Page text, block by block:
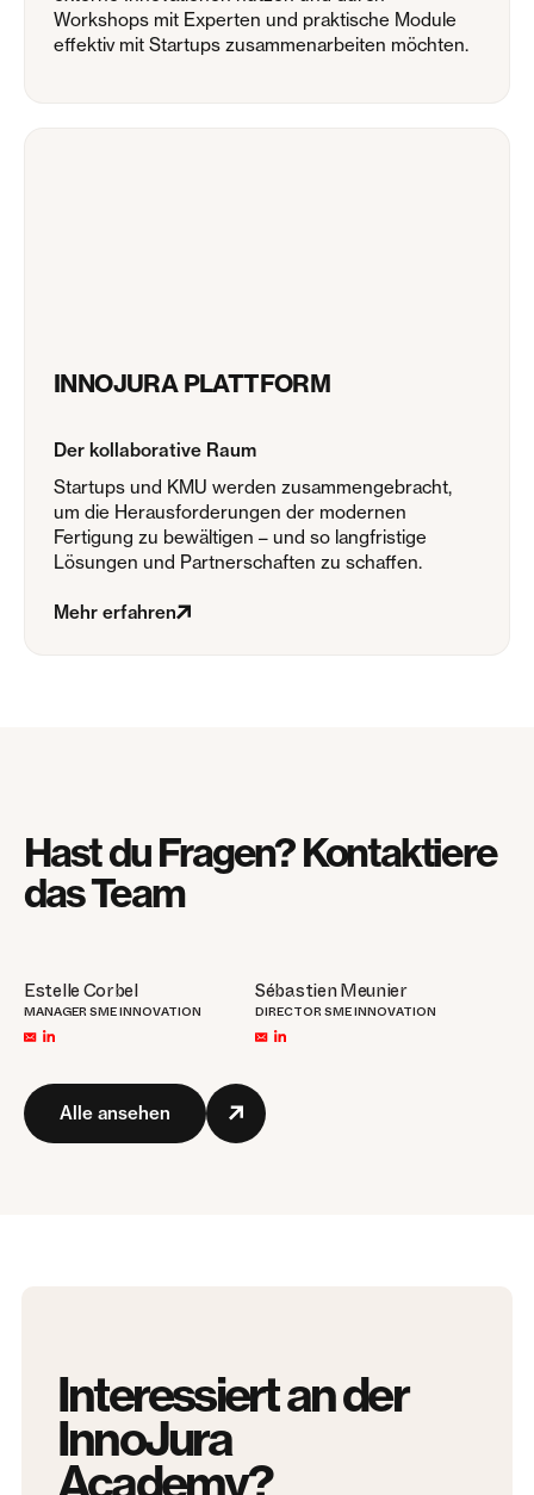
Workshops mit Experten und praktische Module
effektiv mit Startups zusammenarbeiten möchten.
INNOJURA PLATTFORM
Der kollaborative Raum
Startups und KMU werden zusammengebracht,
um die Herausforderungen der modernen
Fertigung zu bewältigen – und so langfristige
Lösungen und Partnerschaften zu schaffen.
Mehr erfahren
Hast du Fragen? Kontaktiere
das Team
Alle ansehen
Estelle Corbel
MANAGER SME INNOVATION
Sébastien Meunier
DIRECTOR SME INNOVATION
Interessiert an der
InnoJura
Academy?